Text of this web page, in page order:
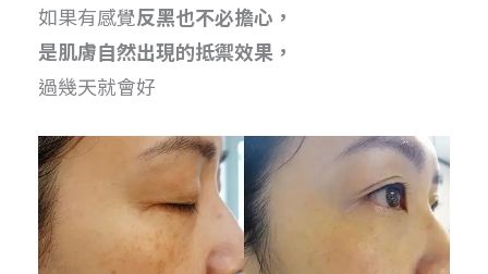
如果有感覺反黑也不必擔心，
是肌膚自然出現的抵禦效果，
過幾天就會好